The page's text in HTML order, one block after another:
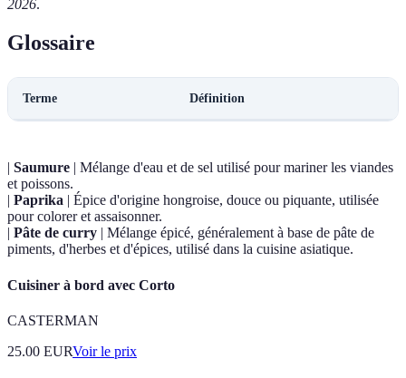
2026.
Glossaire
Terme Définition
| Saumure | Mélange d'eau et de sel utilisé pour mariner les viandes
et poissons.
| Paprika | Épice d'origine hongroise, douce ou piquante, utilisée
pour colorer et assaisonner.
| Pâte de curry | Mélange épicé, généralement à base de pâte de
piments, d'herbes et d'épices, utilisé dans la cuisine asiatique.
Cuisiner à bord avec Corto
CASTERMAN
25.00 EURVoir le prix